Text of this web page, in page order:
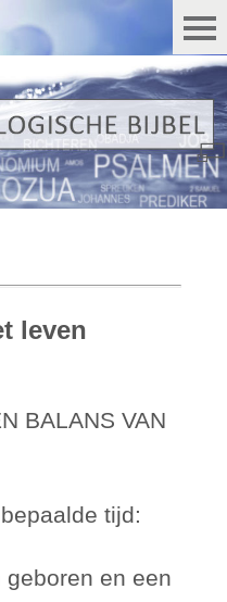
leven
BALANS VAN
tijd:
en een